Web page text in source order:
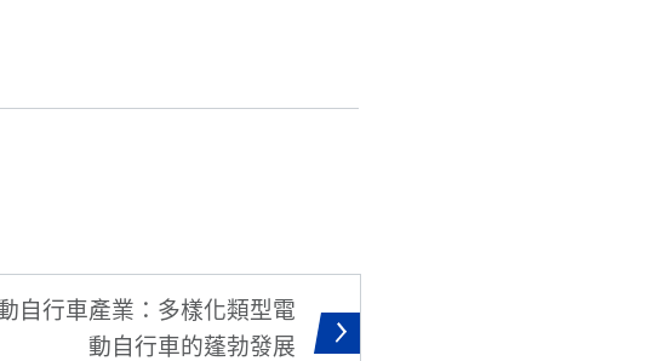
自行車產業：多樣化類型電
動自行車的蓬勃發展